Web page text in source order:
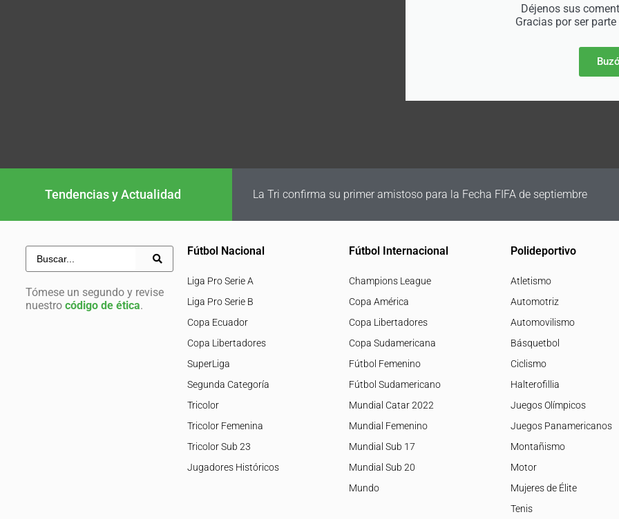
Déjenos sus
Gracias por ser
Tendencias y Actualidad La Tri confirma su primer amistoso para la Fecha FIFA de septiembre
Tómese un segundo y revise
nuestro código de ética.
Fútbol Nacional
Liga Pro Serie A
Liga Pro Serie B
Copa Ecuador
Copa Libertadores
SuperLiga
Segunda Categoría
Tricolor
Tricolor Femenina
Tricolor Sub 23
Jugadores Históricos
Fútbol Internacional
Champions League
Copa América
Copa Libertadores
Copa Sudamericana
Fútbol Femenino
Fútbol Sudamericano
Mundial Catar 2022
Mundial Femenino
Mundial Sub 17
Mundial Sub 20
Mundo
Polideportivo
Atletismo
Automotriz
Automovilismo
Básquetbol
Ciclismo
Halterofillia
Juegos Olímpicos
Juegos Panamericanos
Montañismo
Motor
Mujeres de Élite
Tenis